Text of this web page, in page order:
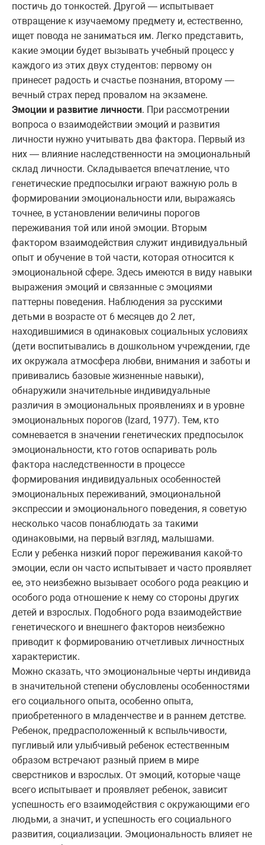
постичь до тонкостей. Другой — испытывает
отвращение к изучаемому предмету и, естественно,
ищет повода не заниматься им. Легко представить,
какие эмоции будет вызывать учебный процесс у
каждого из этих двух студентов: первому он
принесет радость и счастье познания, второму —
вечный страх перед провалом на экзамене.
Эмоции и развитие личности. При рассмотрении
вопроса о взаимодействии эмоций и развития
личности нужно учитывать два фактора. Первый из
них — влияние наследственности на эмоциональный
склад личности. Складывается впечатление, что
генетические предпосылки играют важную роль в
формировании эмоциональности или, выражаясь
точнее, в установлении величины порогов
переживания той или иной эмоции. Вторым
фактором взаимодействия служит индивидуальный
опыт и обучение в той части, которая относится к
эмоциональной сфере. Здесь имеются в виду навыки
выражения эмоций и связанные с эмоциями
паттерны поведения. Наблюдения за русскими
детьми в возрасте от 6 месяцев до 2 лет,
находившимися в одинаковых социальных условиях
(дети воспитывались в дошкольном учреждении, где
их окружала атмосфера любви, внимания и заботы и
прививались базовые жизненные навыки),
обнаружили значительные индивидуальные
различия в эмоциональных проявлениях и в уровне
эмоциональных порогов (Izard, 1977). Тем, кто
сомневается в значении генетических предпосылок
эмоциональности, кто готов оспаривать роль
фактора наследственности в процессе
формирования индивидуальных особенностей
эмоциональных переживаний, эмоциональной
экспрессии и эмоционального поведения, я советую
несколько часов понаблюдать за такими
одинаковыми, на первый взгляд, малышами.
Если у ребенка низкий порог переживания какой-то
эмоции, если он часто испытывает и часто проявляет
ее, это неизбежно вызывает особого рода реакцию и
особого рода отношение к нему со стороны других
детей и взрослых. Подобного рода взаимодействие
генетического и внешнего факторов неизбежно
приводит к формированию отчетливых личностных
характеристик.
Можно сказать, что эмоциональные черты индивида
в значительной степени обусловлены особенностями
его социального опыта, особенно опыта,
приобретенного в младенчестве и в раннем детстве.
Ребенок, предрасположенный к вспыльчивости,
пугливый или улыбчивый ребенок естественным
образом встречают разный прием в мире
сверстников и взрослых. От эмоций, которые чаще
всего испытывает и проявляет ребенок, зависит
успешность его взаимодействия с окружающими его
людьми, а значит, и успешность его социального
развития, социализации. Эмоциональность влияет не